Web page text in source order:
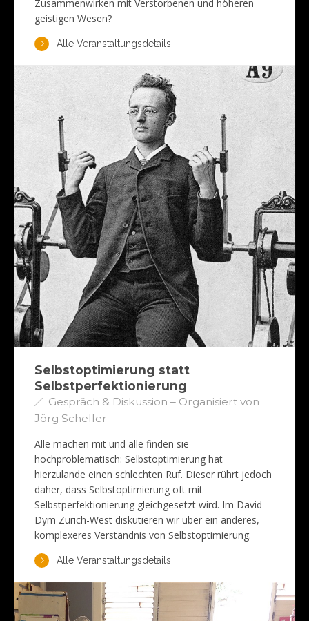
Zusammenwirken mit Verstorbenen und höheren
geistigen Wesen?
Alle Veranstaltungsdetails
Selbstoptimierung statt
Selbstperfektionierung
Gespräch & Diskussion – Organisiert von
Jörg Scheller
Alle machen mit und alle finden sie
hochproblematisch: Selbstoptimierung hat
hierzulande einen schlechten Ruf. Dieser rührt jedoch
daher, dass Selbstoptimierung oft mit
Selbstperfektionierung gleichgesetzt wird. Im David
Dym Zürich-West diskutieren wir über ein anderes,
komplexeres Verständnis von Selbstoptimierung.
Alle Veranstaltungsdetails